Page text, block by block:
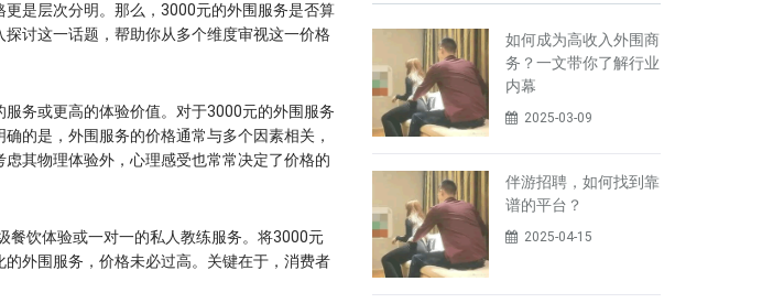
是层次分明。那么，3000元的外围服务是否算
讨这一话题，帮助你从多个维度审视这一价格
务或更高的体验价值。对于3000元的外围服务
的是，外围服务的价格通常与多个因素相关，
其物理体验外，心理感受也常常决定了价格的
餐饮体验或一对一的私人教练服务。将3000元
外围服务，价格未必过高。关键在于，消费者
如何成为高收入外围商
务？一文带你了解行业
内幕
2025-03-09
伴游招聘，如何找到靠
谱的平台？
2025-04-15